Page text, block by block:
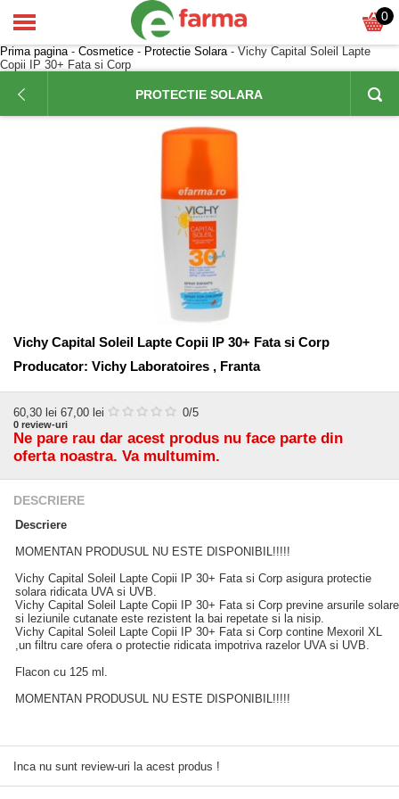
0
Prima pagina- Cosmetice - Protectie Solara- Vichy Capital Soleil Lapte
Copii IP 30+ Fata si Corp
PROTECTIE SOLARA
Vichy Capital Soleil Lapte Copii IP 30+ Fata si Corp
Producator: Vichy Laboratoires , Franta
60,30 lei 67,00 lei 0/5
0 review-uri
Ne pare rau dar acest produs nu face parte din
oferta noastra. Va multumim.
DESCRIERE
Descriere
MOMENTAN PRODUSUL NU ESTE DISPONIBIL!!!!!
Vichy Capital Soleil Lapte Copii IP 30+ Fata si Corp asigura protectie
solara ridicata UVA si UVB.
Vichy Capital Soleil Lapte Copii IP 30+ Fata si Corp previne arsurile solare
si leziunile cutanate este rezistent la bai repetate si la nisip.
Vichy Capital Soleil Lapte Copii IP 30+ Fata si Corp contine Mexoril XL
,un filtru care ofera o protectie ridicata impotriva razelor UVA si UVB.
Flacon cu 125 ml.
MOMENTAN PRODUSUL NU ESTE DISPONIBIL!!!!!
Inca nu sunt review-uri la acest produs !